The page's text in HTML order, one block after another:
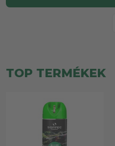
TOP TERMÉKEK